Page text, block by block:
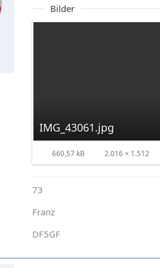
Bilder
IMG_43061.jpg
660,57 kB 2.016 × 1.512
73
Franz
DF5GF